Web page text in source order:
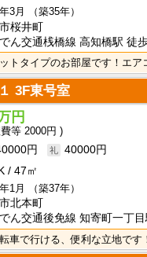
3月
（築35年）
桜井町
ん交通桟橋線 高知橋駅 徒
3F東号室
円
2000円
円
40000円
47㎡
1月
（築37年）
北本町
ん交通後免線 知寄町一丁